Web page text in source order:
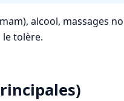
alcool, massages
le tolère.